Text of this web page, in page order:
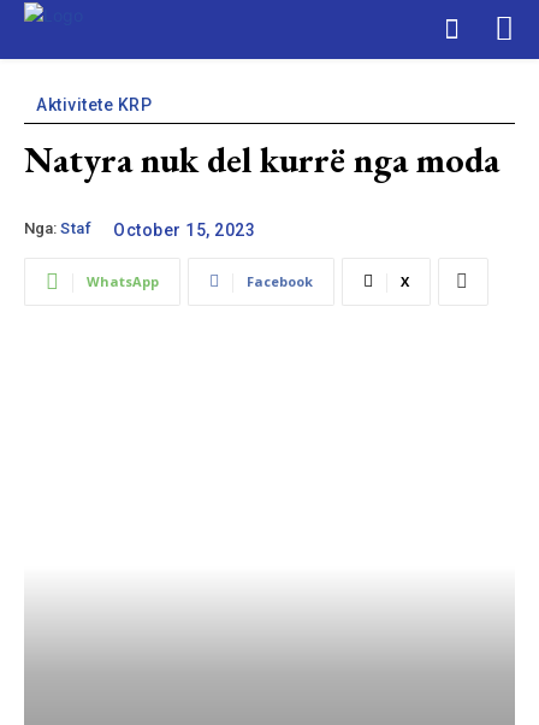
Aktivitete KRP
Natyra nuk del kurrë nga moda
Nga: Staf October 15, 2023
WhatsApp Facebook X